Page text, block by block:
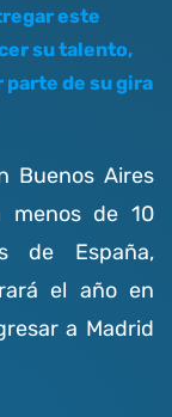
este
su talento,
de su gira
Buenos Aires
menos de 10
de España,
el año en
a Madrid